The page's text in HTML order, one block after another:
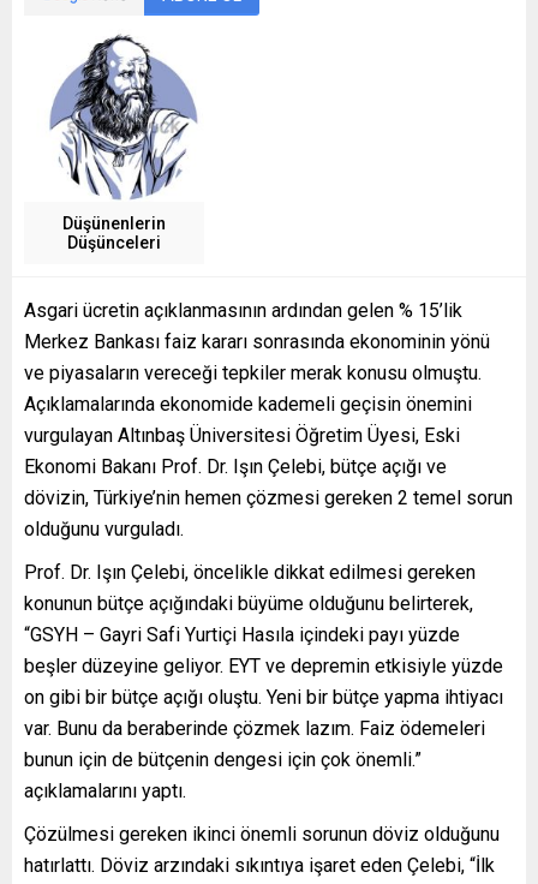
Düşünenlerin
Düşünceleri
Asgari ücretin açıklanmasının ardından gelen % 15’lik
Merkez Bankası faiz kararı sonrasında ekonominin yönü
ve piyasaların vereceği tepkiler merak konusu olmuştu.
Açıklamalarında ekonomide kademeli geçisin önemini
vurgulayan Altınbaş Üniversitesi Öğretim Üyesi, Eski
Ekonomi Bakanı Prof. Dr. Işın Çelebi, bütçe açığı ve
dövizin, Türkiye’nin hemen çözmesi gereken 2 temel sorun
olduğunu vurguladı.
Prof. Dr. Işın Çelebi, öncelikle dikkat edilmesi gereken
konunun bütçe açığındaki büyüme olduğunu belirterek,
“GSYH – Gayri Safi Yurtiçi Hasıla içindeki payı yüzde
beşler düzeyine geliyor. EYT ve depremin etkisiyle yüzde
on gibi bir bütçe açığı oluştu. Yeni bir bütçe yapma ihtiyacı
var. Bunu da beraberinde çözmek lazım. Faiz ödemeleri
bunun için de bütçenin dengesi için çok önemli.”
açıklamalarını yaptı.
Çözülmesi gereken ikinci önemli sorunun döviz olduğunu
hatırlattı. Döviz arzındaki sıkıntıya işaret eden Çelebi, “İlk